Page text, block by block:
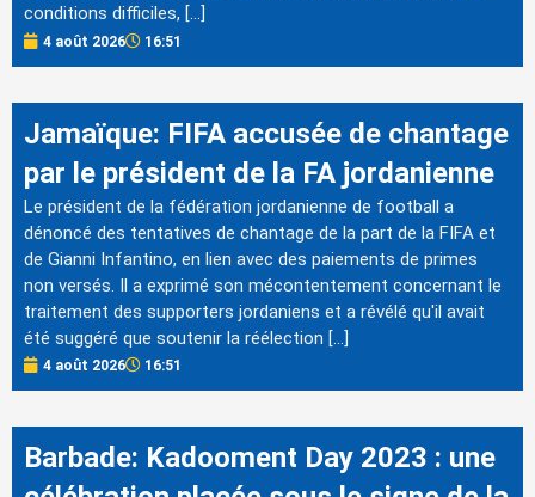
conditions difficiles, […]
4 août 2026 16:51
Jamaïque: FIFA accusée de chantage
par le président de la FA jordanienne
Le président de la fédération jordanienne de football a
dénoncé des tentatives de chantage de la part de la FIFA et
de Gianni Infantino, en lien avec des paiements de primes
non versés. Il a exprimé son mécontentement concernant le
traitement des supporters jordaniens et a révélé qu'il avait
été suggéré que soutenir la réélection […]
4 août 2026 16:51
Barbade: Kadooment Day 2023 : une